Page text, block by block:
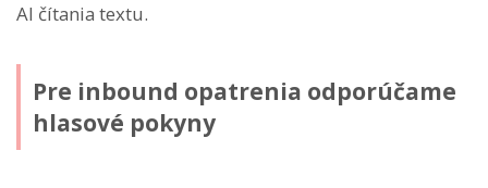
AI čítania textu.
Pre inbound opatrenia odporúčame
hlasové pokyny